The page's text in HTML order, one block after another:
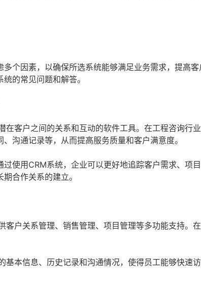
个因素，以确保所选系统能够满足业务需求，提高
的常见问题和解答。
客户之间的关系和互动的软件工具。在工程咨询行
沟通记录等，从而提高服务质量和客户满意度。
使用CRM系统，企业可以更好地追踪客户需求、项
合作关系的建立。
户关系管理、销售管理、项目管理等多功能支持。
基本信息、历史记录和沟通情况，使得员工能够快速